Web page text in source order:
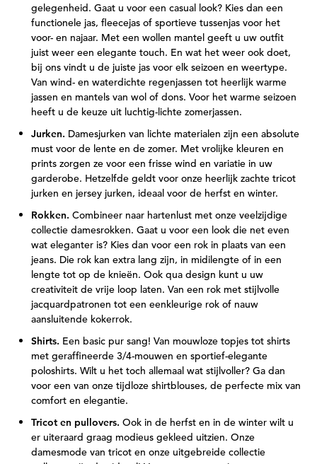
gelegenheid. Gaat u voor een casual look? Kies dan een
functionele jas, fleecejas of sportieve tussenjas voor het
voor- en najaar. Met een wollen mantel geeft u uw outfit
juist weer een elegante touch. En wat het weer ook doet,
bij ons vindt u de juiste jas voor elk seizoen en weertype.
Van wind- en waterdichte regenjassen tot heerlijk warme
jassen en mantels van wol of dons. Voor het warme seizoen
heeft u de keuze uit luchtig-lichte zomerjassen.
Jurken. Damesjurken van lichte materialen zijn een absolute
must voor de lente en de zomer. Met vrolijke kleuren en
prints zorgen ze voor een frisse wind en variatie in uw
garderobe. Hetzelfde geldt voor onze heerlijk zachte tricot
jurken en jersey jurken, ideaal voor de herfst en winter.
Rokken. Combineer naar hartenlust met onze veelzijdige
collectie damesrokken. Gaat u voor een look die net even
wat eleganter is? Kies dan voor een rok in plaats van een
jeans. Die rok kan extra lang zijn, in midilengte of in een
lengte tot op de knieën. Ook qua design kunt u uw
creativiteit de vrije loop laten. Van een rok met stijlvolle
jacquardpatronen tot een eenkleurige rok of nauw
aansluitende kokerrok.
Shirts. Een basic pur sang! Van mouwloze topjes tot shirts
met geraffineerde 3/4-mouwen en sportief-elegante
poloshirts. Wilt u het toch allemaal wat stijlvoller? Ga dan
voor een van onze tijdloze shirtblouses, de perfecte mix van
comfort en elegantie.
Tricot en pullovers. Ook in de herfst en in de winter wilt u
er uiteraard graag modieus gekleed uitzien. Onze
damesmode van tricot en onze uitgebreide collectie